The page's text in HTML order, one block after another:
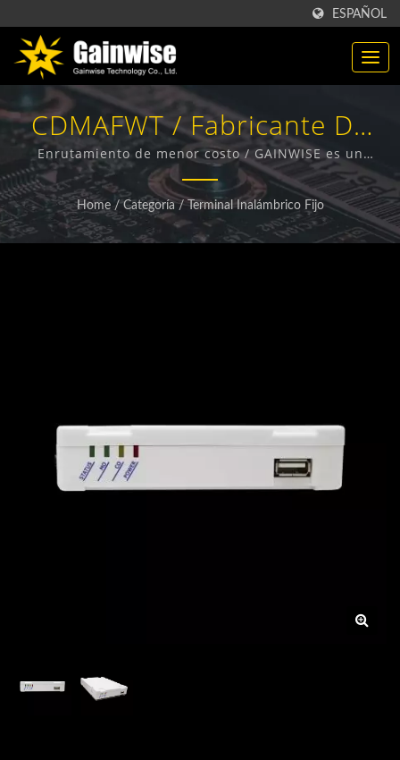
ESPAÑOL
CDMAFWT / Fabricante De
Productos Inalámbricos 4G /
5G | Gainwise Technology
Co., Ltd.
Enrutamiento de menor costo / GAINWISE es un
fabricante y exportador especializado en el diseño,
desarrollo y fabricación de Terminales Inalámbricos
Fijos, Intercomunicadores de Puerta 4G, Abrepuertas
4G y Detectores de Humo 4G.
Home / Categoría / Terminal Inalámbrico Fijo